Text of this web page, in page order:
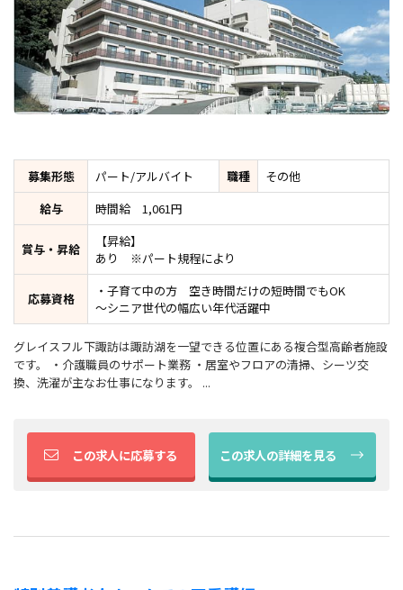
募集形態 パート/アルバイト 職種
その他
給与
時間給 1,061円
賞与・昇給
【昇給】
あり ※パート規程により
応募資格
・子育て中の方 空き時間だけの短時間でもOK
～シニア世代の幅広い年代活躍中
グレイスフル下諏訪は諏訪湖を一望できる位置にある複合型高齢者施設
です。 ・介護職員のサポート業務 ・居室やフロアの清掃、シーツ交
換、洗濯が主なお仕事になります。 ...
この求人に応募する この求人の詳細を見る